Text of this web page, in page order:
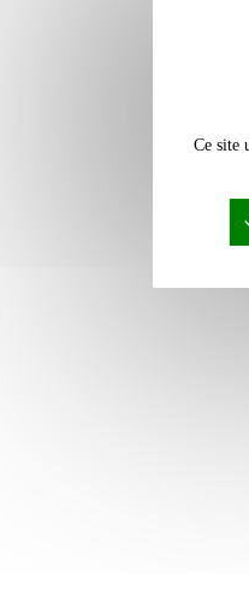
Ce site